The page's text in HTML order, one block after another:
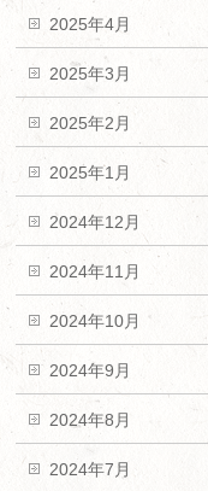
2025年4月
2025年3月
2025年2月
2025年1月
2024年12月
2024年11月
2024年10月
2024年9月
2024年8月
2024年7月